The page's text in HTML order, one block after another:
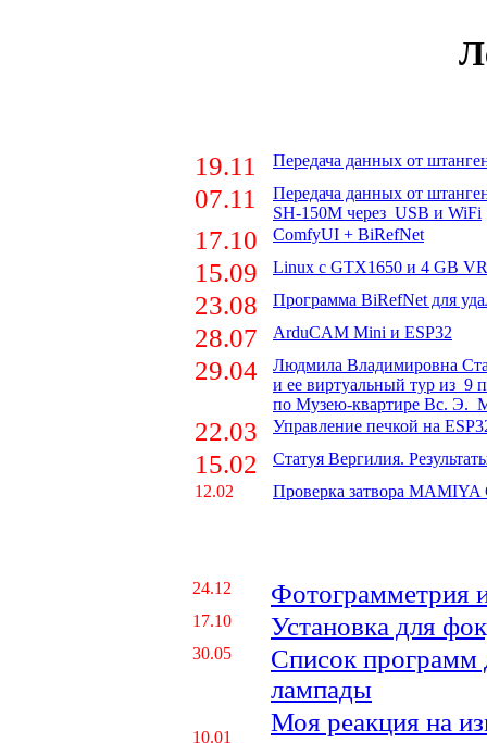
19.11 Передача данных от
07.11
Передача данных от
SH-150M через USB и WiFi
17.10 ComfyUI + BiRefNet
15.09 Linux c GTX1650 и 4 GB
23.08 Программа BiRefNet для
28.07 ArduCAM Mini и ESP32
29.04
Людмила Владимировна
и ее виртуальный тур из 9
по Музею-квартире Вс. Э.
22.03 Управление печкой на
15.02
Статуя Вергилия.
12.02
Проверка затвора MAMIYA
24.12 Фотограмметрия
17.10 Установка для
30.05
Список программ
лампады
10.01
Моя реакция на